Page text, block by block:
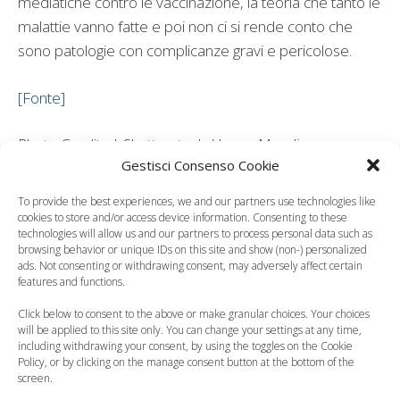
Gestisci Consenso Cookie
To provide the best experiences, we and our partners use technologies like
cookies to store and/or access device information. Consenting to these
technologies will allow us and our partners to process personal data such as
browsing behavior or unique IDs on this site and show (non-) personalized
ads. Not consenting or withdrawing consent, may adversely affect certain
features and functions.
Click below to consent to the above or make granular choices. Your choices
will be applied to this site only. You can change your settings at any time,
including withdrawing your consent, by using the toggles on the Cookie
Policy, or by clicking on the manage consent button at the bottom of the
screen.
malattie vanno fatte e poi non ci si rende conto che
sono patologie con complicanze gravi e pericolose.
[Fonte]
Photo Credits | Shutterstock / Jovan Mandic
Leggi anche:
Morbillo, 358mila